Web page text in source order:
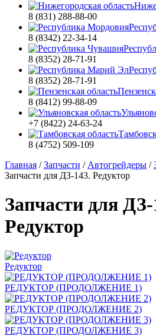
8 (831) 288-88-00
8 (8342) 22-34-14
8 (8352) 28-71-91
8 (8352) 28-71-91
8 (8412) 99-88-09
+7 (8422) 24-63-24
8 (4752) 509-109
Главная /Запчасти / Автогрейдеры /
Запчасти для ДЗ-143. Редуктор
Запчасти для ДЗ-
Редуктор
Редуктор
РЕДУКТОР (ПРОДОЛЖЕНИЕ 1)
РЕДУКТОР (ПРОДОЛЖЕНИЕ 2)
РЕДУКТОР (ПРОДОЛЖЕНИЕ 3)